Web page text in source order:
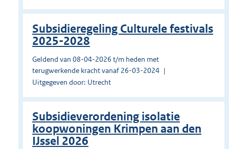
Subsidieregeling Culturele festivals
2025-2028
Geldend van 08-04-2026 t/m heden met
terugwerkende kracht vanaf 26-03-2024
Uitgegeven door: Utrecht
Subsidieverordening isolatie
koopwoningen Krimpen aan den
IJssel 2026